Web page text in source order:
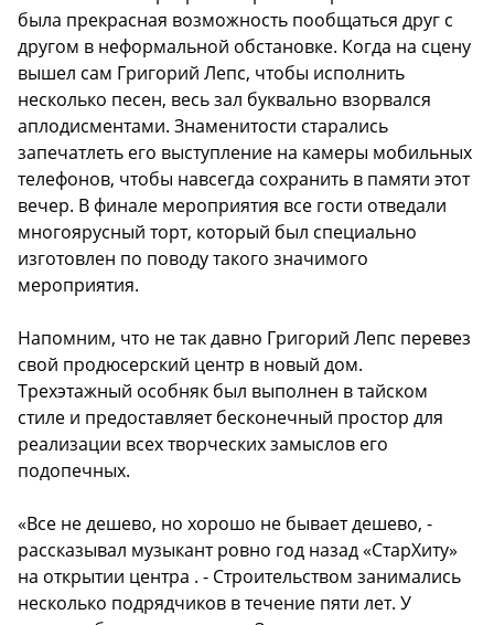
была прекрасная возможность пообщаться друг с
другом в неформальной обстановке. Когда на сцену
вышел сам Григорий Лепс, чтобы исполнить
несколько песен, весь зал буквально взорвался
аплодисментами. Знаменитости старались
запечатлеть его выступление на камеры мобильных
телефонов, чтобы навсегда сохранить в памяти этот
вечер. В финале мероприятия все гости отведали
многоярусный торт, который был специально
изготовлен по поводу такого значимого
мероприятия.
Напомним, что не так давно Григорий Лепс перевез
свой продюсерский центр в новый дом.
Трехэтажный особняк был выполнен в тайском
стиле и предоставляет бесконечный простор для
реализации всех творческих замыслов его
подопечных.
«Все не дешево, но хорошо не бывает дешево, -
рассказывал музыкант ровно год назад «СтарХиту»
на открытии центра . - Строительством занимались
несколько подрядчиков в течение пяти лет. У